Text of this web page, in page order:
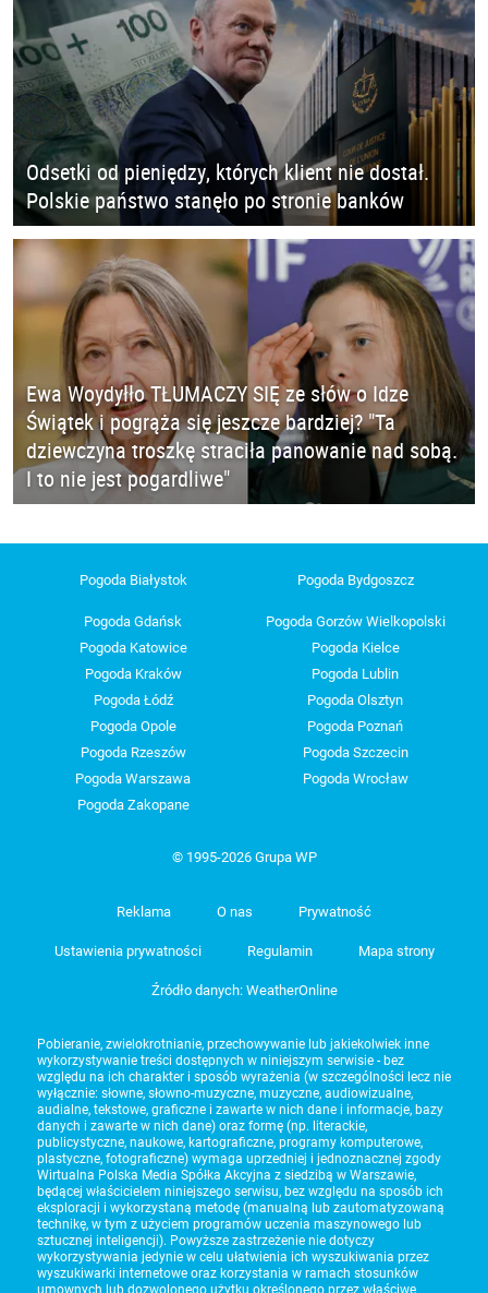
Odsetki od pieniędzy, których klient nie dostał.
Polskie państwo stanęło po stronie banków
Ewa Woydyłło TŁUMACZY SIĘ ze słów o Idze
Świątek i pogrąża się jeszcze bardziej? "Ta
dziewczyna troszkę straciła panowanie nad sobą.
I to nie jest pogardliwe"
Pogoda Białystok Pogoda Bydgoszcz
Pogoda Gdańsk
Pogoda Gorzów Wielkopolski
Pogoda Katowice
Pogoda Kielce
Pogoda Kraków
Pogoda Lublin
Pogoda Łódź
Pogoda Olsztyn
Pogoda Opole
Pogoda Poznań
Pogoda Rzeszów
Pogoda Szczecin
Pogoda Warszawa
Pogoda Wrocław
Pogoda Zakopane
© 1995-2026 Grupa WP
Reklama O nas Prywatność
Ustawienia prywatności Regulamin Mapa strony
Źródło danych: WeatherOnline
Pobieranie, zwielokrotnianie, przechowywanie lub jakiekolwiek inne
wykorzystywanie treści dostępnych w niniejszym serwisie - bez
względu na ich charakter i sposób wyrażenia (w szczególności lecz nie
wyłącznie: słowne, słowno-muzyczne, muzyczne, audiowizualne,
audialne, tekstowe, graficzne i zawarte w nich dane i informacje, bazy
danych i zawarte w nich dane) oraz formę (np. literackie,
publicystyczne, naukowe, kartograficzne, programy komputerowe,
plastyczne, fotograficzne) wymaga uprzedniej i jednoznacznej zgody
Wirtualna Polska Media Spółka Akcyjna z siedzibą w Warszawie,
będącej właścicielem niniejszego serwisu, bez względu na sposób ich
eksploracji i wykorzystaną metodę (manualną lub zautomatyzowaną
technikę, w tym z użyciem programów uczenia maszynowego lub
sztucznej inteligencji). Powyższe zastrzeżenie nie dotyczy
wykorzystywania jedynie w celu ułatwienia ich wyszukiwania przez
wyszukiwarki internetowe oraz korzystania w ramach stosunków
umownych lub dozwolonego użytku określonego przez właściwe